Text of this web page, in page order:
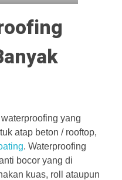
yang
atap beton / rooftop,
. Waterproofing
bocor yang di
kuas, roll ataupun